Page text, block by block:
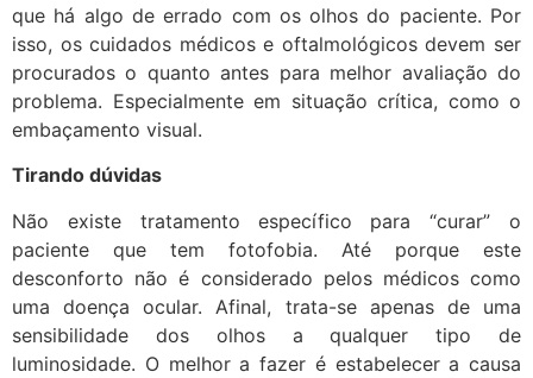
que há algo de errado com os olhos do paciente. Por
isso, os cuidados médicos e oftalmológicos devem ser
procurados o quanto antes para melhor avaliação do
problema. Especialmente em situação crítica, como o
embaçamento visual.
Tirando dúvidas
Não existe tratamento específico para “curar” o
paciente que tem fotofobia. Até porque este
desconforto não é considerado pelos médicos como
uma doença ocular. Afinal, trata-se apenas de uma
sensibilidade dos olhos a qualquer tipo de
luminosidade. O melhor a fazer é estabelecer a causa